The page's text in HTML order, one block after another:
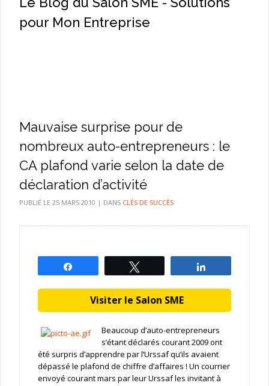
pour Mon Entreprise
Mauvaise surprise pour de
nombreux auto-entrepreneurs : le
CA plafond varie selon la date de
déclaration d’activité
PUBLIÉ LE 25 MARS 2010 | DANS CLÉS DE SUCCÈS
Visiter le Salon SME
Beaucoup d’auto-entrepreneurs
s’étant déclarés courant 2009 ont
été surpris d’apprendre par l’Urssaf qu’ils avaient
dépassé le plafond de chiffre d’affaires ! Un courrier
envoyé courant mars par leur Urssaf les invitant à